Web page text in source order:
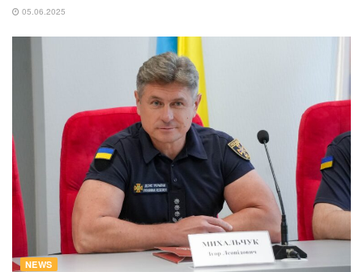
05.06.2025
NEWS